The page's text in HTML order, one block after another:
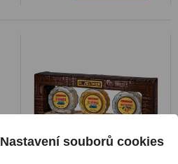
Nastavení souborů cookies